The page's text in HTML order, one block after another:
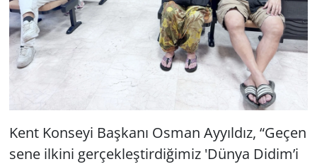
Kent Konseyi Başkanı Osman Ayyıldız, “Geçen
sene ilkini gerçekleştirdiğimiz 'Dünya Didim’i